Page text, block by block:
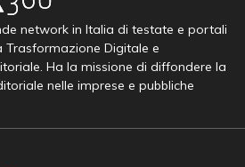
network in Italia di testate e portali
Trasformazione Digitale e
Ha la missione di diffondere la
nelle imprese e pubbliche